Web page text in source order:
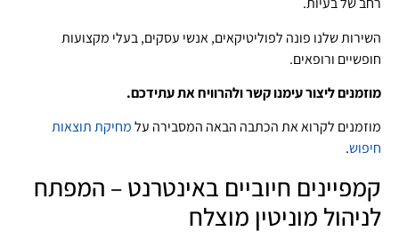
השירות שלנו פונה לפוליטיקאים, אנשי עסקים, בעלי מקצועות
חופשיים ורופאים.
מוזמנים ליצור עימנו קשר ולהרוויח את עתידכם.
מוזמנים לקרוא את הכתבה הבאה המסבירה עלמחיקת תוצאות
חיפוש.
קמפיינים חיוביים באינטרנט – המפתח
לניהול מוניטין מוצלח